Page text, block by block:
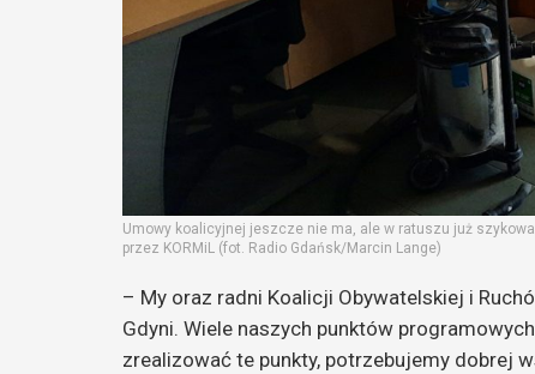
Umowy koalicyjnej jeszcze nie ma, ale w ratuszu już
przez KORMiL (fot. Radio Gdańsk/Marcin Lange)
– My oraz radni Koalicji Obywatelskiej i
Gdyni. Wiele naszych punktów
zrealizować te punkty, potrzebujemy dobrej